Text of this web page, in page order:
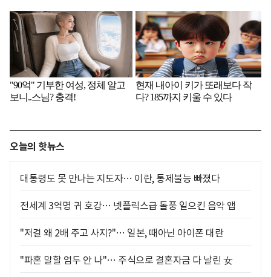
오늘의 핫뉴스
대통령도 못 만나는 지도자… 이란, 통제불능 빠졌다
전세계 3억명 귀 호강… 넷플릭스급 돌풍 일으킨 음악 앱
"저걸 왜 2배 주고 사지?"… 일본, 때아닌 아이폰 대란
"파혼 말할 엄두 안 나"… 주식으로 결혼자금 다 날린 女